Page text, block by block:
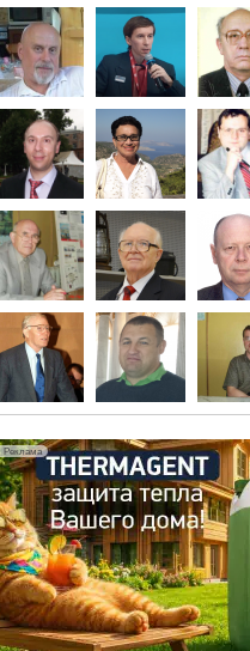
геотермальную
ВЧЕРА
Для Арктики
технологию
Разработка
мерзлоты,
ВЧЕРА
Гибридный
с одним общим
Исследователи
конструкцию
5 АВГУСТА 2026
21-й
«ЦОД-2026»
отеле Radisson
посетит более
5 АВГУСТА 2026
Китайская
линейку
«воздух-вода»
Серия ThermaX
включает три
4 АВГУСТА 2026
Реклама